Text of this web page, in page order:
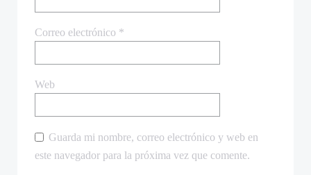
Correo electrónico *
Web
Guarda mi nombre, correo electrónico y web en
este navegador para la próxima vez que comente.